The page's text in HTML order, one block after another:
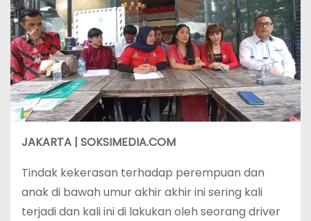
JAKARTA | SOKSIMEDIA.COM
Tindak kekerasan terhadap perempuan dan
anak di bawah umur akhir akhir ini sering kali
terjadi dan kali ini di lakukan oleh seorang driver